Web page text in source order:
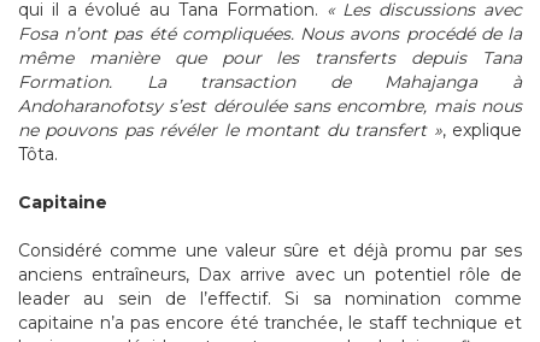
qui il a évolué au Tana Formation. « Les discussions avec
Fosa n’ont pas été compliquées. Nous avons procédé de la
même manière que pour les transferts depuis Tana
Formation. La transaction de Mahajanga à
Andoharanofotsy s’est déroulée sans encombre, mais nous
ne pouvons pas révéler le montant du transfert », explique
Tôta.
Capitaine
Considéré comme une valeur sûre et déjà promu par ses
anciens entraîneurs, Dax arrive avec un potentiel rôle de
leader au sein de l’effectif. Si sa nomination comme
capitaine n’a pas encore été tranchée, le staff technique et